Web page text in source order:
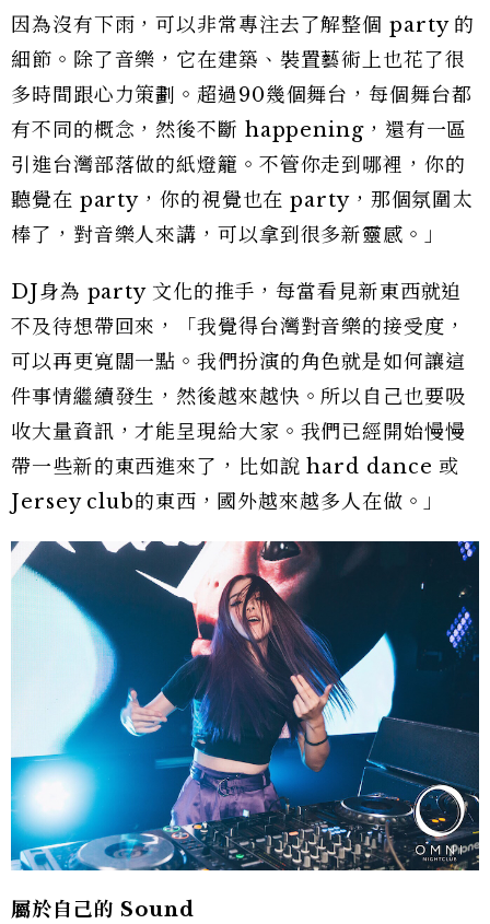
因為沒有下雨，可以非常專注去了解整個 party 的
細節。除了音樂，它在建築、裝置藝術上也花了很
多時間跟心力策劃。超過90幾個舞台，每個舞台都
有不同的概念，然後不斷 happening，還有一區
引進台灣部落做的紙燈籠。不管你走到哪裡，你的
聽覺在 party，你的視覺也在 party，那個氛圍太
棒了，對音樂人來講，可以拿到很多新靈感。」
DJ身為 party 文化的推手，每當看見新東西就迫
不及待想帶回來，「我覺得台灣對音樂的接受度，
可以再更寬闊一點。我們扮演的角色就是如何讓這
件事情繼續發生，然後越來越快。所以自己也要吸
收大量資訊，才能呈現給大家。我們已經開始慢慢
帶一些新的東西進來了，比如說 hard dance 或
Jersey club的東西，國外越來越多人在做。」
屬於自己的 Sound